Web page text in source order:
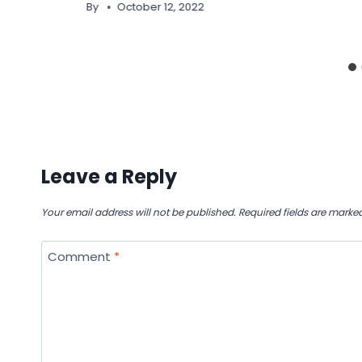
By October 12, 2022
Leave a Reply
Your email address will not be published. Required fields are
Comment *